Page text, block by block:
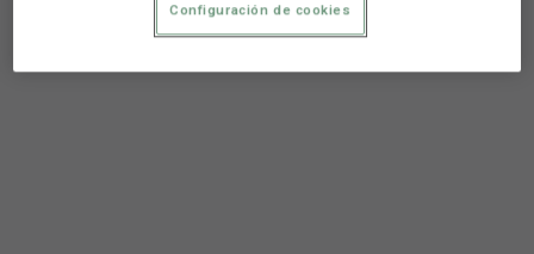
Configuración de cookies